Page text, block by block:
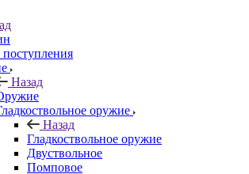
Назад
оружие
Назад
Гладкоствольное оружие
Двуствольное
Помповое